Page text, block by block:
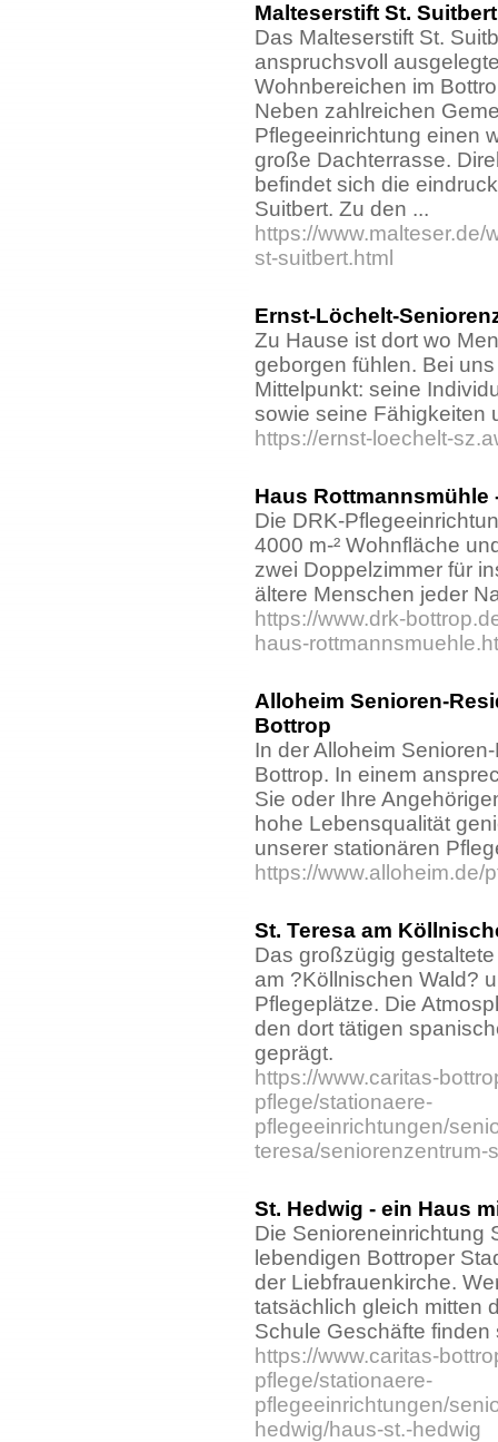
Malteserstift St.
Das Malteserstift St.
anspruchsvoll
Wohnbereichen im
Neben zahlreichen
Pflegeeinrichtung einen
große Dachterrasse.
befindet sich die
Suitbert. Zu den ...
https://
st-suitbert.html
Ernst-Löchelt-
Zu Hause ist dort wo
geborgen fühlen. Bei
Mittelpunkt: seine
sowie seine Fähigkeiten
https://ernst-loechelt-
Haus Rottmannsmühle
Die DRK-
4000 m-² Wohnfläche
zwei Doppelzimmer für
ältere Menschen jeder
https://www.drk-
haus-
Alloheim Senioren-
Bottrop
In der Alloheim
Bottrop. In einem
Sie oder Ihre
hohe Lebensqualität
unserer stationären
https://www.alloheim.de/
St. Teresa am
Das großzügig
am ?Köllnischen Wald?
Pflegeplätze. Die
den dort tätigen
geprägt.
https://www.caritas-
pflege/stationaere-
pflegeeinrichtungen/
teresa/seniorenzentrum-
St. Hedwig - ein Haus
Die Senioreneinrichtung
lebendigen Bottroper
der Liebfrauenkirche.
tatsächlich gleich mitten
Schule Geschäfte finden
https://www.caritas-
pflege/stationaere-
pflegeeinrichtungen/
hedwig/haus-st.-hedwig